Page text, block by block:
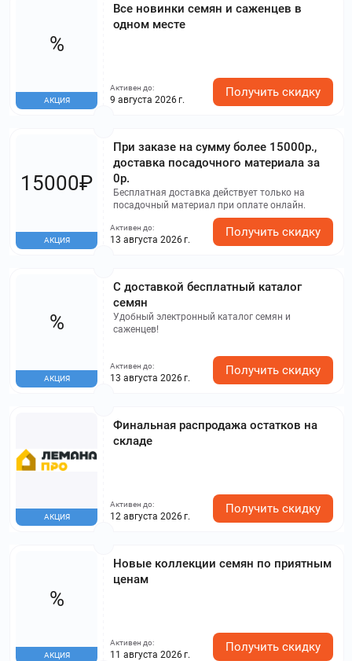
Все новинки семян и саженцев в
одном месте
%
АКЦИЯ
Активен до:
9 августа 2026 г.
Получить скидку
При заказе на сумму более 15000р.,
доставка посадочного материала за
0р.
Бесплатная доставка действует только на
посадочный материал при оплате онлайн.
15000₽
АКЦИЯ
Активен до:
13 августа 2026 г.
Получить скидку
С доставкой бесплатный каталог
семян
Удобный электронный каталог семян и
саженцев!
%
АКЦИЯ
Активен до:
13 августа 2026 г.
Получить скидку
Финальная распродажа остатков на
складе
АКЦИЯ
Активен до:
12 августа 2026 г.
Получить скидку
Новые коллекции семян по приятным
ценам
%
АКЦИЯ
Активен до:
11 августа 2026 г.
Получить скидку